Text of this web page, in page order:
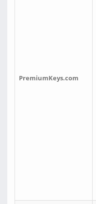
PremiumKeys.com